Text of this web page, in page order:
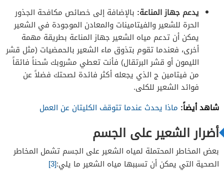
يدعم جهاز المناعة: بالإضافة إلى خصائص مكافحة الجذور
الحرة للشعير والفيتامينات والمعادن الموجودة في الشعير
يمكن أن تدعم مياه الشعير جهاز المناعة بطريقة مهمة
أخرى، فعندما تقوم بتذوق ماء الشعير بالحمضيات (مثل قشر
الليمون أو قشر البرتقال) فأنت تعطي مشروبك شحناً فائقاً
من فيتامين ج الذي يجعله أكثر فائدة لصحتك فضلاً عن
فوائد الشعير للكلى.
شاهد أيضاً: ماذا يحدث عندما تتوقف الكليتان عن العمل
أضرار الشعير على الجسم
بعض المخاطر المحتملة لمياه الشعير على الجسم تشمل المخاطر
الصحية التي يمكن أن تسببها مياه الشعير ما يلي:[3]